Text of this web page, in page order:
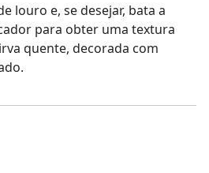
louro e, se desejar, bata a
para obter uma textura
quente, decorada com